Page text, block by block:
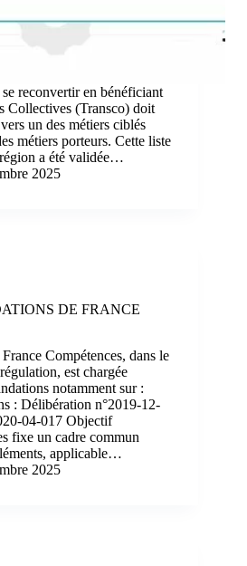
reconvertir en bénéficiant
Collectives (Transco) doit
un des métiers ciblés
métiers porteurs. Cette liste
a été validée…
2025
DE FRANCE
Compétences, dans le
est chargée
notamment sur :
: Délibération n°2019-12-
04-017 Objectif
fixe un cadre commun
applicable…
2025